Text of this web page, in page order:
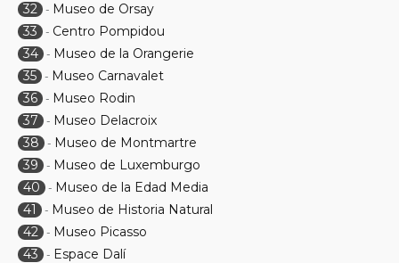
32 - Museo de Orsay
33
- Centro Pompidou
34 - Museo de la Orangerie
35 - Museo Carnavalet
36 - Museo Rodin
37
- Museo Delacroix
38
- Museo de Montmartre
39
- Museo de Luxemburgo
40
- Museo de la Edad Media
41
- Museo de Historia Natural
42 - Museo Picasso
43
- Espace Dalí